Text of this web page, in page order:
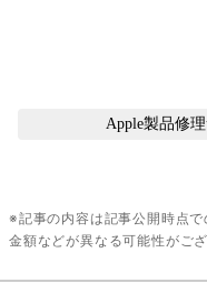
Apple製品修
※記事の内容は記事公開時点
金額などが異なる可能性がご